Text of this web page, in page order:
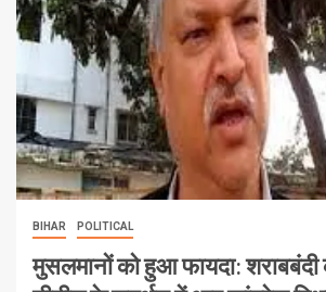
BIHAR POLITICAL
मुसलमानों को हुआ फायदा: